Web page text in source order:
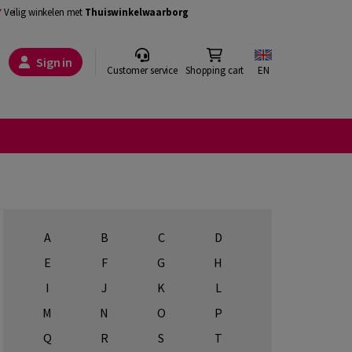
Veilig winkelen met Thuiswinkelwaarborg
Sign in Customer service Shopping cart EN
A B C
D
E
F G
H
I
J K
L
M
N O
P
Q
R S
T